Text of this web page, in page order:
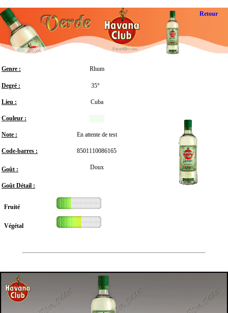
Retour
Genre : Rhum
Degré : 35°
Lieu : Cuba
Couleur :
Note : En attente de test
Code-barres : 8501110086165
Goût : Doux
Goût Détail :
Fruité
Végétal